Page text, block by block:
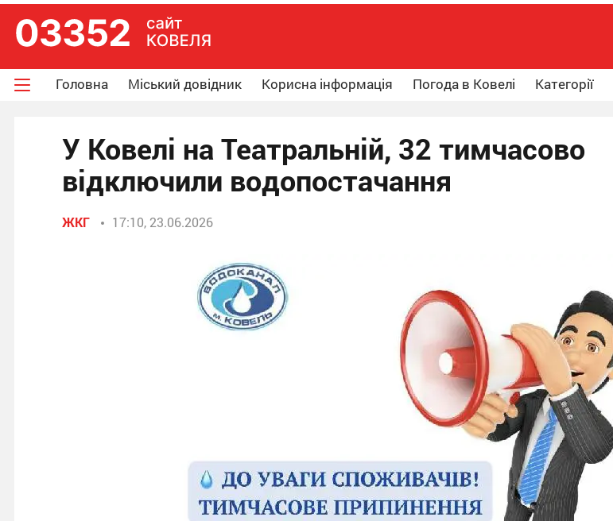
Головна Міський довідник Корисна інформація Погода в Ковелі Категорії
У Ковелі на Театральній, 32 тимчасово
відключили водопостачання
ЖКГ 17:10, 23.06.2026